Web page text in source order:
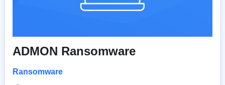
ADMON Ransomware
Ransomware